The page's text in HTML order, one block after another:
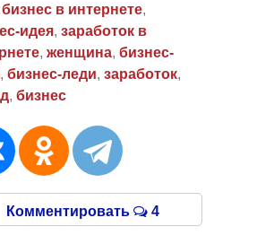
бизнес в интернете,
идея, заработок в
, женщина, бизнес-
, бизнес-леди, заработок,
, бизнес
Комментировать 4